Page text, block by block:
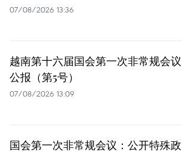
07/08/2026 13:36
越南第十六届国会第一次非常规会议
公报（第5号）
07/08/2026 13:09
国会第一次非常规会议：公开特殊政